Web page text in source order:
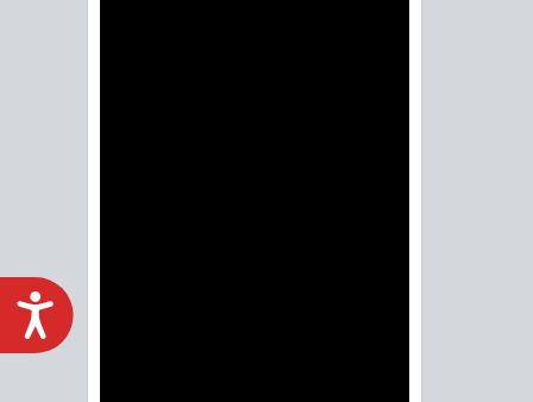
ACCESIBILIDAD